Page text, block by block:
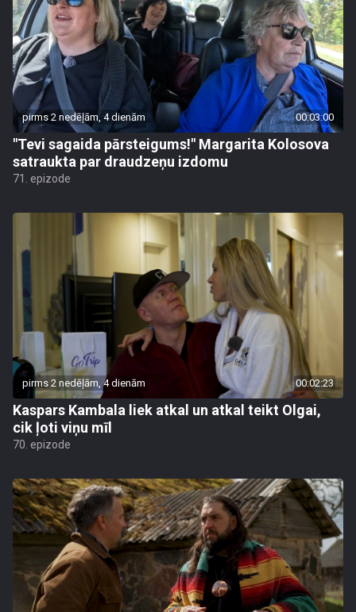
pirms 2 nedēļām, 4 dienām 00:03:00
"Tevi sagaida pārsteigums!" Margarita Kolosova
satraukta par draudzeņu izdomu
71. epizode
pirms 2 nedēļām, 4 dienām 00:02:23
Kaspars Kambala liek atkal un atkal teikt Olgai,
cik ļoti viņu mīl
70. epizode